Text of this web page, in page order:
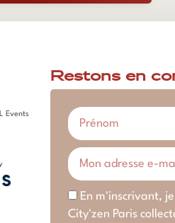
Events
Restons en
En m'inscrivant,
City'zen Paris